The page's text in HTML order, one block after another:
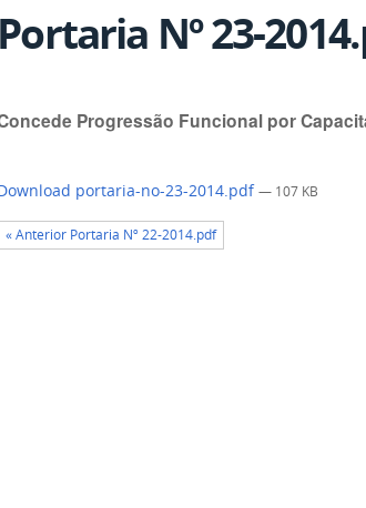
Portaria Nº 23-
Progressão Funcional por
portaria-no-23-2014.pdf— 107 KB
« Anterior Portaria Nº 22-2014.pdf